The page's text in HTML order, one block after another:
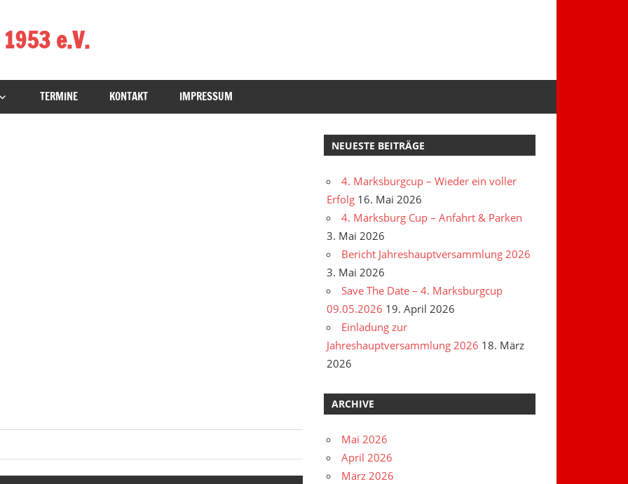
e.V.
TERMINE KONTAKT IMPRESSUM
NEUESTE BEITRÄGE
4. Marksburgcup – Wieder ein voller
Erfolg 16. Mai 2026
4. Marksburg Cup – Anfahrt & Parken
3. Mai 2026
Bericht Jahreshauptversammlung 2026
3. Mai 2026
Save The Date – 4. Marksburgcup
09.05.2026 19. April 2026
Einladung zur
Jahreshauptversammlung 2026 18. März
2026
ARCHIVE
Mai 2026
April 2026
März 2026